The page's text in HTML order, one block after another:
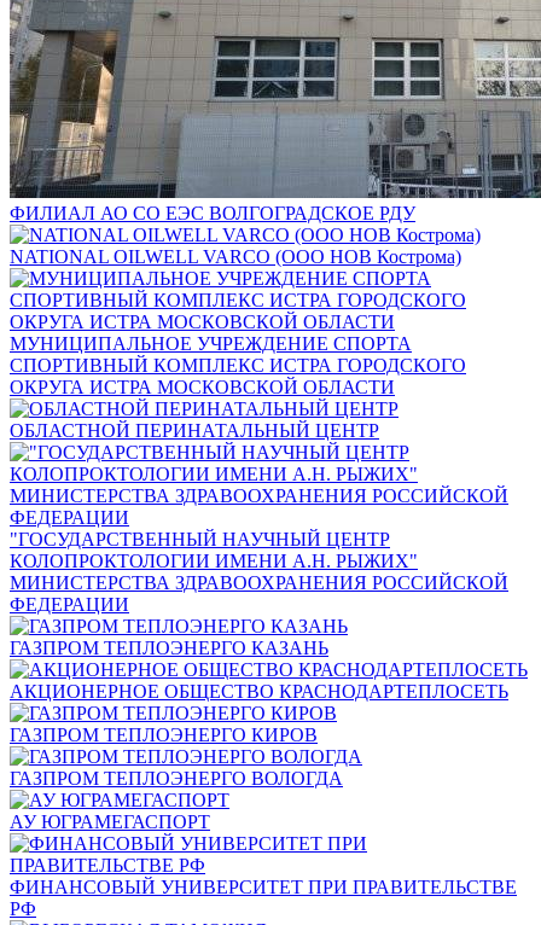
ФИЛИАЛ АО СО ЕЭС ВОЛГОГРАДСКОЕ РДУ
NATIONAL OILWELL VARCO (ООО НОВ Кострома)
МУНИЦИПАЛЬНОЕ УЧРЕЖДЕНИЕ СПОРТА
СПОРТИВНЫЙ КОМПЛЕКС ИСТРА ГОРОДСКОГО
ОКРУГА ИСТРА МОСКОВСКОЙ ОБЛАСТИ
ОБЛАСТНОЙ ПЕРИНАТАЛЬНЫЙ ЦЕНТР
"ГОСУДАРСТВЕННЫЙ НАУЧНЫЙ ЦЕНТР
КОЛОПРОКТОЛОГИИ ИМЕНИ А.Н. РЫЖИХ"
МИНИСТЕРСТВА ЗДРАВООХРАНЕНИЯ РОССИЙСКОЙ
ФЕДЕРАЦИИ
ГАЗПРОМ ТЕПЛОЭНЕРГО КАЗАНЬ
АКЦИОНЕРНОЕ ОБЩЕСТВО КРАСНОДАРТЕПЛОСЕТЬ
ГАЗПРОМ ТЕПЛОЭНЕРГО КИРОВ
ГАЗПРОМ ТЕПЛОЭНЕРГО ВОЛОГДА
АУ ЮГРАМЕГАСПОРТ
ФИНАНСОВЫЙ УНИВЕРСИТЕТ ПРИ ПРАВИТЕЛЬСТВЕ
РФ